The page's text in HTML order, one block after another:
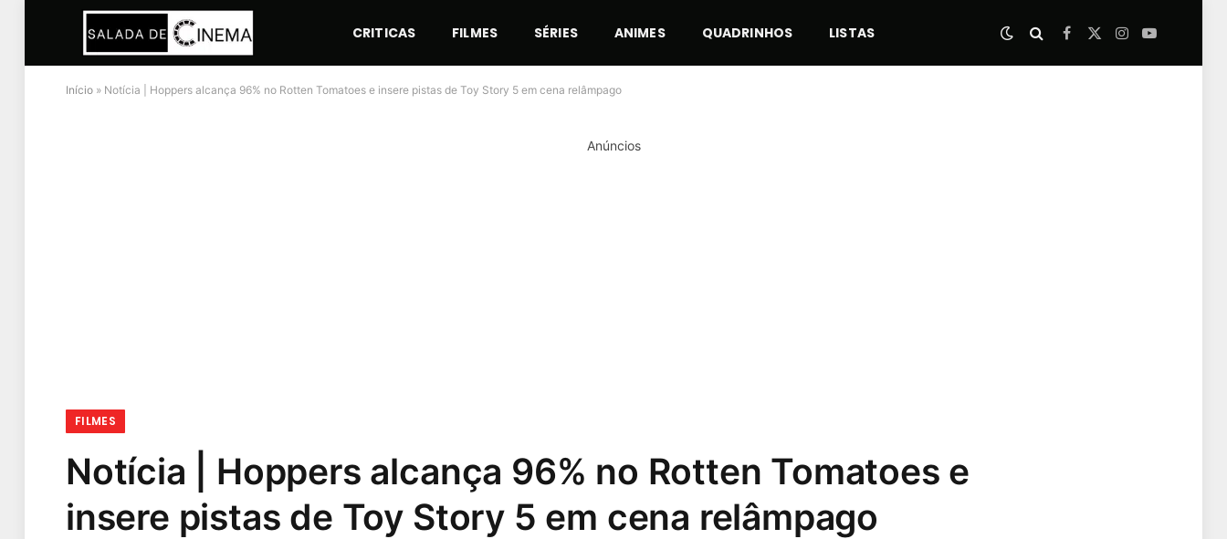
CRITICAS FILMES SÉRIES ANIMES QUADRINHOS LISTAS Facebook
X
Instagram
YouTube
Início » Notícia | Hoppers alcança 96% no Rotten Tomatoes e insere pistas de Toy Story 5 em cena relâmpago
Anúncios
FILMES
Notícia | Hoppers alcança 96% no Rotten Tomatoes e
insere pistas de Toy Story 5 em cena relâmpago